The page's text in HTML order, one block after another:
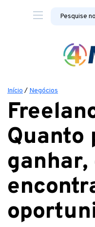
Início / Negócios
Quanto
ganhar,